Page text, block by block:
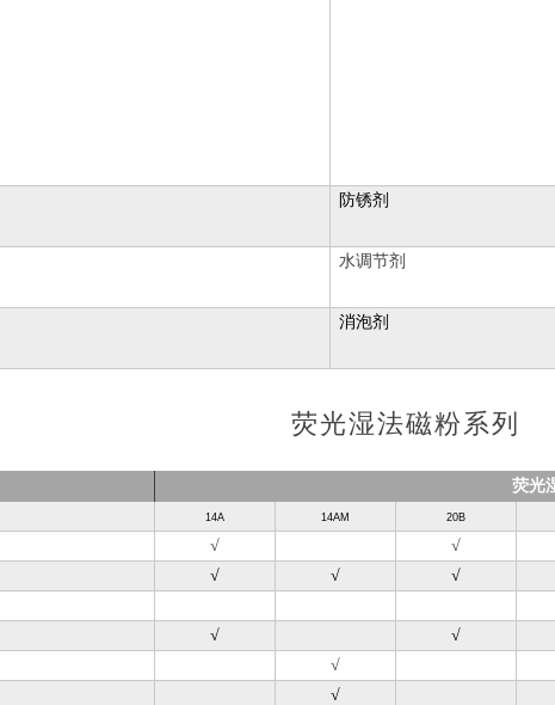
防锈剂
水调节剂
消泡剂
荧光湿法磁粉系列
荧光
14A 14AM 20B
√ √
√ √ √
√ √
√
√